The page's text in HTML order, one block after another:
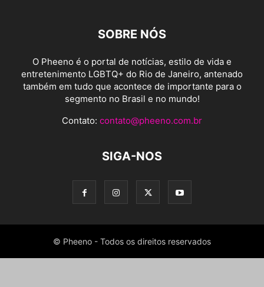
SOBRE NÓS
O Pheeno é o portal de notícias, estilo de vida e
entretenimento LGBTQ+ do Rio de Janeiro, antenado
também em tudo que acontece de importante para o
segmento no Brasil e no mundo!
Contato: contato@pheeno.com.br
SIGA-NOS
© Pheeno - Todos os direitos reservados